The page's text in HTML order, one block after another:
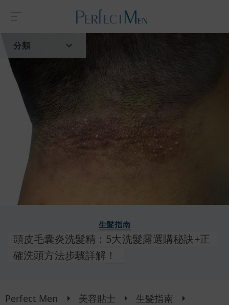
分類
首頁
生髮指南
頭皮毛囊炎洗髮精：5大洗髮露選購秘訣+正
確洗頭方法步驟詳解！
Perfect Men 美容貼士
生髮指南